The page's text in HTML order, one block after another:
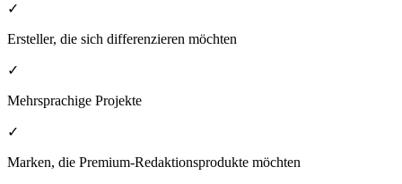
✓
Ersteller, die sich differenzieren möchten
✓
Mehrsprachige Projekte
✓
Marken, die Premium-Redaktionsprodukte möchten